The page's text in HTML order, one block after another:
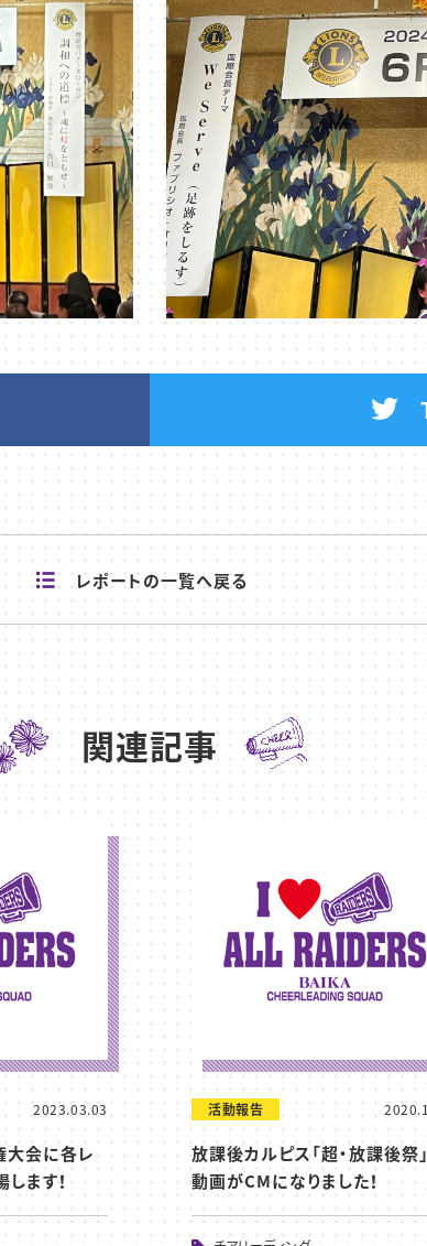
レポートの一覧へ戻る
関連記事
2023.03.03
会に各レ
ます！
活動報告
放課後カルピス「超・放課後祭
動画がCMになりました！